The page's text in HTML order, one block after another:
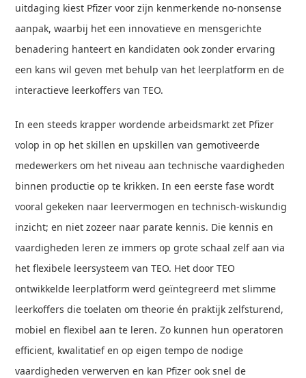
uitdaging kiest Pfizer voor zijn kenmerkende no-nonsense
aanpak, waarbij het een innovatieve en mensgerichte
benadering hanteert en kandidaten ook zonder ervaring
een kans wil geven met behulp van het leerplatform en de
interactieve leerkoffers van TEO.
In een steeds krapper wordende arbeidsmarkt zet Pfizer
volop in op het skillen en upskillen van gemotiveerde
medewerkers om het niveau aan technische vaardigheden
binnen productie op te krikken. In een eerste fase wordt
vooral gekeken naar leervermogen en technisch-wiskundig
inzicht; en niet zozeer naar parate kennis. Die kennis en
vaardigheden leren ze immers op grote schaal zelf aan via
het flexibele leersysteem van TEO. Het door TEO
ontwikkelde leerplatform werd geïntegreerd met slimme
leerkoffers die toelaten om theorie én praktijk zelfsturend,
mobiel en flexibel aan te leren. Zo kunnen hun operatoren
efficient, kwalitatief en op eigen tempo de nodige
vaardigheden verwerven en kan Pfizer ook snel de